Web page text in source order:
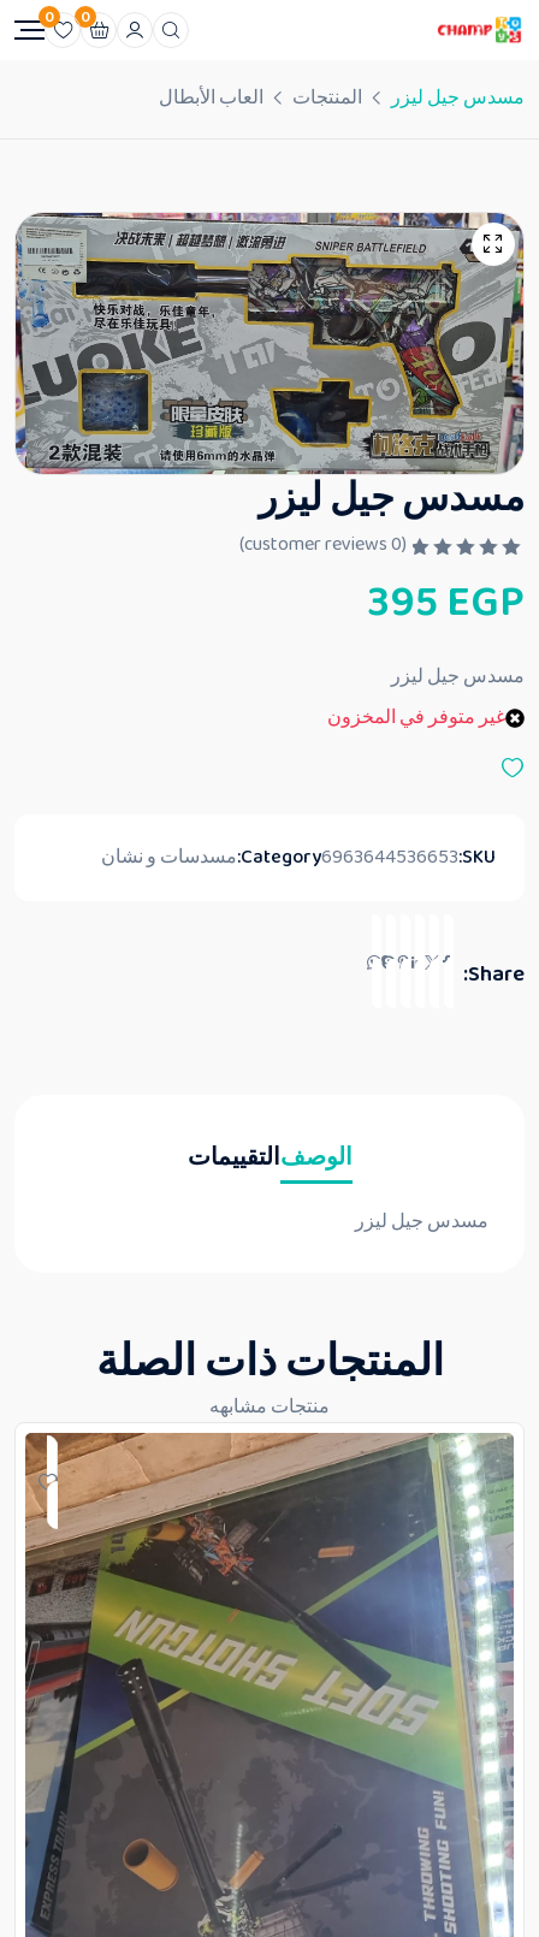
0
0
مسدس جيل ليزر المنتجات العاب الأبطال
مسدس جيل ليزر
م
ا
ي
م
ن
(
0
395EGP
مسدس جيل ليزر
غير متوفر في المخزون
SKU:
6963644536653
Category: مسدسات و نشان
Share:
الوصفالتقييمات
مسدس جيل ليزر
المنتجات ذات الصلة
منتجات مشابهه